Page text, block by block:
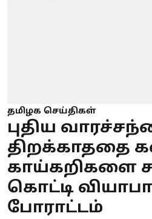
தமிழக செய்திகள்
புதிய
திறக்காததை
காய்கறிகளை
கொட்டி
போராட்டம்